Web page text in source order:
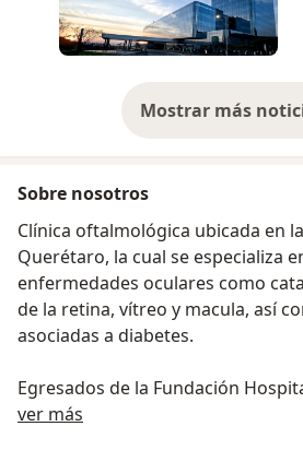
Sobre nosotros
Clínica oftalmológica ubicada en
Querétaro, la cual se especializa
enfermedades oculares como
de la retina, vítreo y macula, así
asociadas a diabetes.
Egresados de la Fundación
la Luz IAP, Instituto Nacional de
ver más